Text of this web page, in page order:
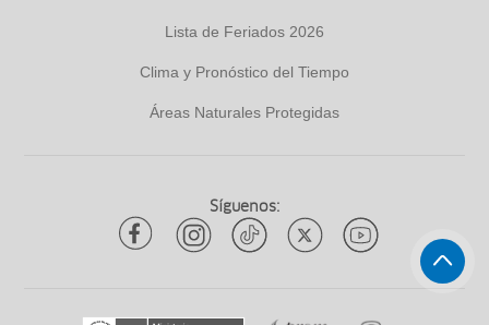
Lista de Feriados 2026
Clima y Pronóstico del Tiempo
Áreas Naturales Protegidas
Síguenos: